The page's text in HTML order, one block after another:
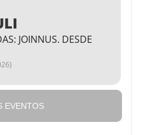
JOINNUS. DESDE
EVENTOS